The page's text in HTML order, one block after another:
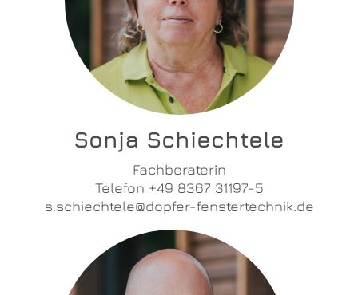
Sonja Schiechtele
Fachberaterin
Telefon +49 8367 31197-5
s.schiechtele@dopfer-fenstertechnik.de